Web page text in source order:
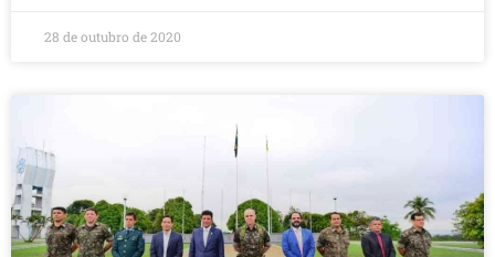
28 de outubro de 2020